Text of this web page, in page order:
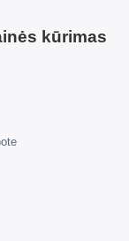
kūrimas